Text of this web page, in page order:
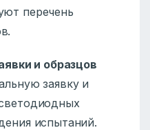
перечень
и образцов
заявку и
испытаний.